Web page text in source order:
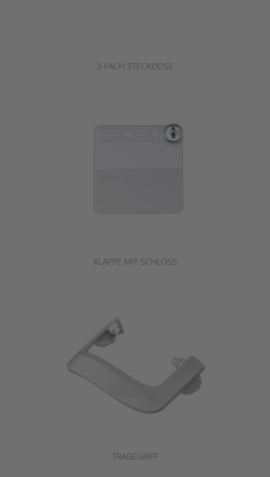
3-FACH STECKDOSE
KLAPPE MIT SCHLOSS
TRAGEGRIFF